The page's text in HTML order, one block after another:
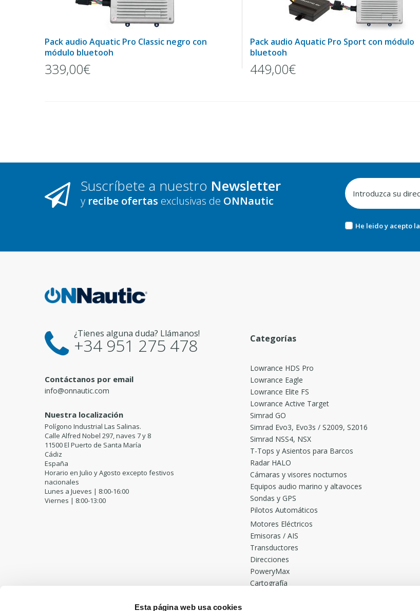
Esta página web usa cookies
Pack audio Aquatic Pro Classic negro con
módulo bluetooh
339,00€
Pack audio Aquatic Pro Sport con módulo
bluetooh
449,00€
Suscríbete a nuestro Newsletter
y recibe ofertas exclusivas de ONNautic
He leido y acepto la
¿Tienes alguna duda? Llámanos!
+34 951 275 478
Contáctanos por email
info@onnautic.com
Nuestra localización
Polígono Industrial Las Salinas.
Calle Alfred Nobel 297, naves 7 y 8
11500 El Puerto de Santa María
Cádiz
España
Horario en Julio y Agosto excepto festivos
nacionales
Lunes a Jueves | 8:00-16:00
Viernes | 8:00-13:00
Categorías
Lowrance HDS Pro
Lowrance Eagle
Lowrance Elite FS
Lowrance Active Target
Simrad GO
Simrad Evo3, Evo3s / S2009, S2016
Simrad NSS4, NSX
T-Tops y Asientos para Barcos
Radar HALO
Cámaras y visores nocturnos
Equipos audio marino y altavoces
Sondas y GPS
Pilotos Automáticos
Motores Eléctricos
Emisoras / AIS
Transductores
Direcciones
PoweryMax
Cartografía